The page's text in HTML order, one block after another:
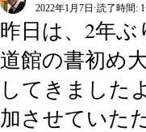
昨日は、2年ぶ
道館の書初め
してきました
加させていた
2022年1月7日 読了時間: